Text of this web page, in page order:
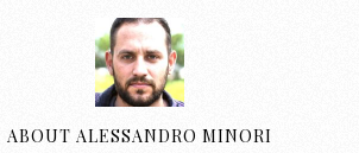
ABOUT ALESSANDRO MINORI